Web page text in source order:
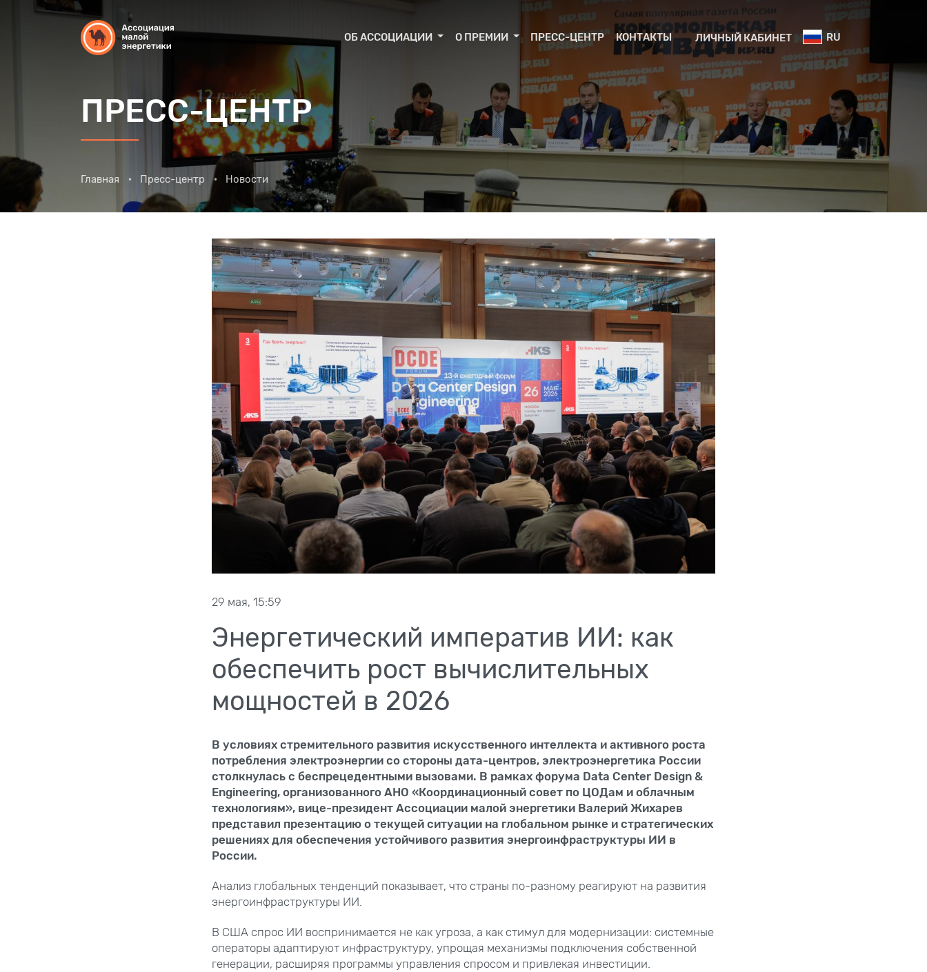
ЛИЧНЫЙ КАБИНЕТ RU
ОБ АССОЦИАЦИИ О ПРЕМИИ ПРЕСС-ЦЕНТР КОНТАКТЫ
ПРЕСС-ЦЕНТР
Главная Пресс-центр Новости
29 мая, 15:59
Энергетический императив ИИ: как
обеспечить рост вычислительных
мощностей в 2026
В условиях стремительного развития искусственного интеллекта и активного роста
потребления электроэнергии со стороны дата-центров, электроэнергетика России
столкнулась с беспрецедентными вызовами. В рамках форума Data Center Design &
Engineering, организованного АНО «Координационный совет по ЦОДам и облачным
технологиям», вице-президент Ассоциации малой энергетики Валерий Жихарев
представил презентацию о текущей ситуации на глобальном рынке и стратегических
решениях для обеспечения устойчивого развития энергоинфраструктуры ИИ в
России.
Анализ глобальных тенденций показывает, что страны по-разному реагируют на развития
энергоинфраструктуры ИИ.
В США спрос ИИ воспринимается не как угроза, а как стимул для модернизации: системные
операторы адаптируют инфраструктуру, упрощая механизмы подключения собственной
генерации, расширяя программы управления спросом и привлекая инвестиции.